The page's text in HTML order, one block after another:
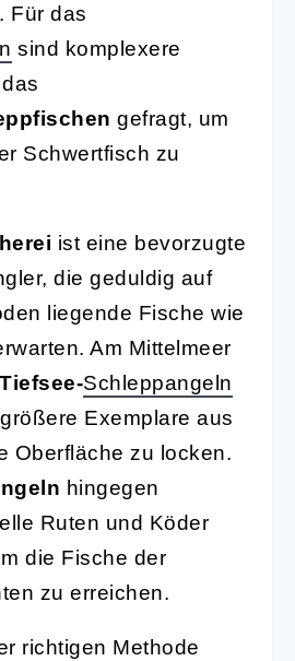
Für das
sind komplexere
gefragt, um
Schwertfisch zu
ist eine bevorzugte
die geduldig auf
liegende Fische wie
Am Mittelmeer
Tiefsee-Schleppangeln
Exemplare aus
Oberfläche zu locken.
hingegen
Ruten und Köder
die Fische der
zu erreichen.
richtigen Methode